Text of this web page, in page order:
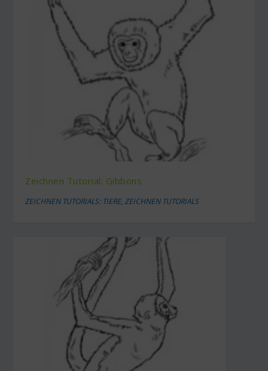
Zeichnen Tutorial: Gibbons
ZEICHNEN TUTORIALS: TIERE,ZEICHNEN TUTORIALS